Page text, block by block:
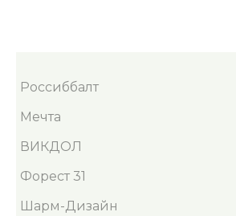
Россиббалт
Мечта
ВИКДОЛ
Форест 31
Шарм-Дизайн